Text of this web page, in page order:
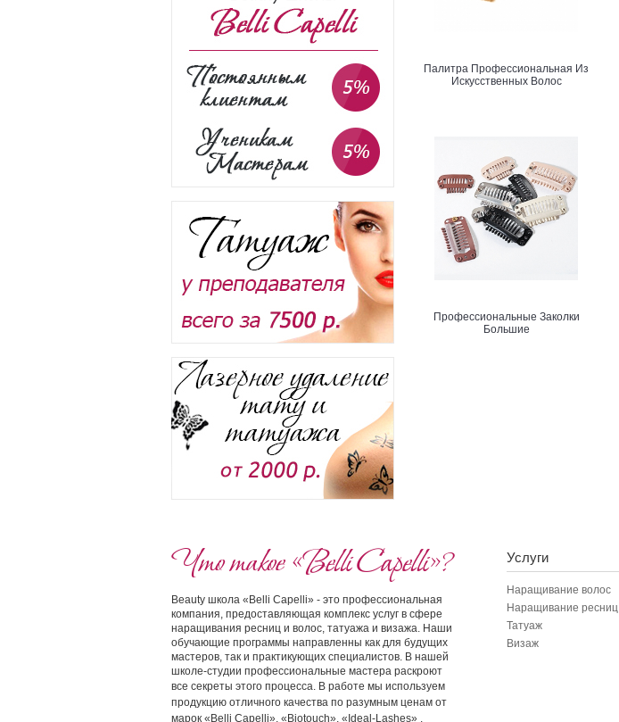
Палитра Профессиональная Из
Искусственных Волос
Профессиональные Заколки
Большие
Что такое «Belli Capelli»?
Beauty школа «Belli Capelli» - это профессиональная
компания, предоставляющая комплекс услуг в сфере
наращивания ресниц и волос, татуажа и визажа. Наши
обучающие программы направленны как для будущих
мастеров, так и практикующих специалистов. В нашей
школе-студии профессиональные мастера раскроют
все секреты этого процесса. В работе мы используем
продукцию отличного качества по разумным ценам от
марок «Belli Capelli», «Biotouch», «Ideal-Lashes» .
Услуги
Наращивание волос
Наращивание ресниц
Татуаж
Визаж